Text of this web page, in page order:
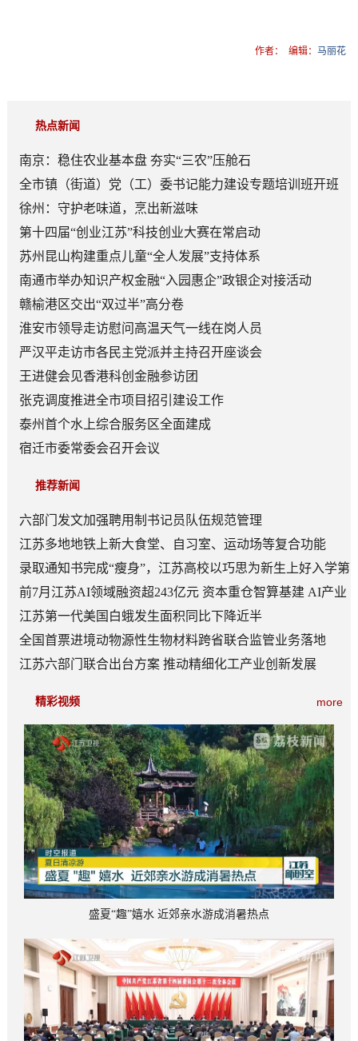
作者： 编辑：马丽花
热点新闻
南京：稳住农业基本盘 夯实“三农”压舱石
全市镇（街道）党（工）委书记能力建设专题培训班开班
徐州：守护老味道，烹出新滋味
第十四届“创业江苏”科技创业大赛在常启动
苏州昆山构建重点儿童“全人发展”支持体系
南通市举办知识产权金融“入园惠企”政银企对接活动
赣榆港区交出“双过半”高分卷
淮安市领导走访慰问高温天气一线在岗人员
严汉平走访市各民主党派并主持召开座谈会
王进健会见香港科创金融参访团
张克调度推进全市项目招引建设工作
泰州首个水上综合服务区全面建成
宿迁市委常委会召开会议
推荐新闻
六部门发文加强聘用制书记员队伍规范管理
江苏多地地铁上新大食堂、自习室、运动场等复合功能
——从“客流通道”到“生活场景”
录取通知书完成“瘦身”，江苏高校以巧思为新生上好入学第
一课
前7月江苏AI领域融资超243亿元 资本重仓智算基建 AI产业
底盘夯实
江苏第一代美国白蛾发生面积同比下降近半
全国首票进境动物源性生物材料跨省联合监管业务落地
江苏六部门联合出台方案 推动精细化工产业创新发展
more
精彩视频
盛夏“趣”嬉水 近郊亲水游成消暑热点